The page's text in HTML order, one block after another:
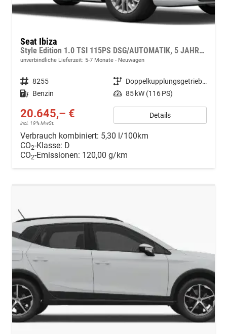
Seat Ibiza
Style Edition 1.0 TSI 115PS DSG/AUTOMATIK, 5 JAHRE GARANTIE, SITZHEIZUNG, KLIMA, 16" ALUFELGEN, ACC/Tempomat, Multifunktions-Lederlenkrad, Parksensoren hinten, Radio 8,25"/Bluetooth + FULL LINK, LED-Scheinwerfer, LED-Rückleuchten, Zentralverriegelung mit Fernbedienung
unverbindliche Lieferzeit: 5-7 Monate Neuwagen
Fahrzeugnr. 8255 Getriebe
Doppelkupplungsgetriebe (DSG)
Kraftstoff Benzin Leistung 85 kW (116 PS)
20.645,– €
incl. 19% MwSt.
Details
Verbrauch kombiniert: 5,30 l/100km
CO2-Klasse: D
CO2-Emissionen: 120,00 g/km